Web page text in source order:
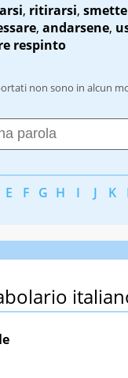
, ritirarsi,
, andarsene,
respinto
non sono in alcun
E F G H I J K